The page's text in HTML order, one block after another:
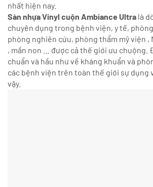
nhất hiện nay.
Sàn nhựa Vinyl cuộn Ambiance Ultra là
chuyên dụng trong bệnh viện, y tế,
phòng nghiên cứu, phòng thẩm mỹ viện ,
, mần non … được cả thế giới ưu chuộng.
chuẩn và hầu như về kháng khuẩn và
các bệnh viện trên toàn thế giới sự dụng
vậy.